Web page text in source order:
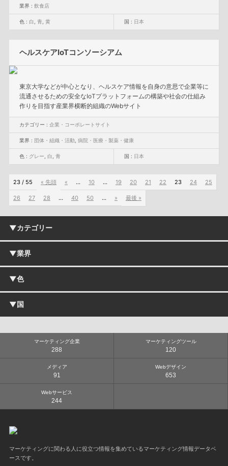
業界 : 飲食店
色 : 白 青, 黄 国 : 日本
ヘルスケアIoTコンソーシアム
東京大学などが中心となり、ヘルスケア情報を自身の意思で企業等に
流通させるための安全なIoTプラットフォームの構築や社会の仕組み
作りを目指す産業界横断的組織のWebサイト
カテゴリー : 企業・コーポレートサイト
業界 : 団体・組織・活動, 病院・医療・製薬・健康
色 : グレー 白 青 国 : 日本
23 / 55 « 先頭 « ... 10 ... 19 20 21 22 23 24 25
26 27 28 ... 40 50 ... » 最後 »
▼カテゴリー
企業・コーポレートサイト
ブランドサイト
ECサイト・オンラインショップ
施設・店舗サイト
サービスサイト
ポータルサイト
メディアサイト・Webマガジン
ポートフォリオサイト
▼業界
IT・ソフトウェア・通信
食品・飲料
メーカー
建築・住宅・不動産
美容・化粧品
エンターテイメント・レジャー
飲食店
音楽
繊維・化学・薬品
病院・医療・製薬・健康
▼色
白
黄
▼国
マーケティング企業
288
マーケティングツール
120
メディア
91
Webデザイン
653
Webサービス
244
マーケティングに関わる人に役立つ情報を集めているマーケティング情報データベ
ースです。